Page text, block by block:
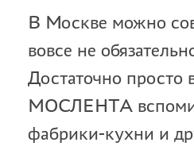
В Москве можно
вовсе не
Достаточно просто
МОСЛЕНТА
фабрики-кухни и